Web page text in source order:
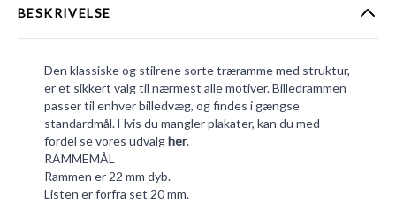
BESKRIVELSE
Den klassiske og stilrene sorte træramme med struktur,
er et sikkert valg til nærmest alle motiver. Billedrammen
passer til enhver billedvæg, og findes i gængse
standardmål. Hvis du mangler plakater, kan du med
fordel se vores udvalgher.
RAMMEMÅL
Rammen er 22 mm dyb.
Listen er forfra set 20 mm.